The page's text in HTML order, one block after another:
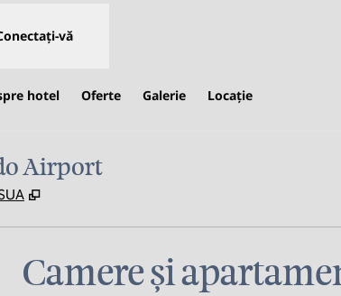
vă
hotel Oferte Galerie Locaţie
Airport
,
Camere și